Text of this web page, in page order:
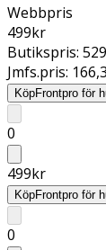
Webbpris
499kr
Butikspris:
Jmfs.pris:
KöpFrontpro för
0
499kr
KöpFrontpro för
0